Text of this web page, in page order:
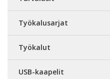
Työkalusarjat
Työkalut
USB-kaapelit